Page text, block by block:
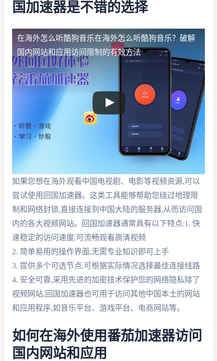
国加速器是不错的选择
在海外怎么听酷狗音乐在海外怎么听酷狗音乐？破解
国内网站和应用访问限制的有效方法
如果您想在海外观看中国电视剧、电影等视频资源,可以
尝试使用回国加速器。这类工具能够帮助您绕过地理限
制和网络封锁,直接连接到中国大陆的服务器,从而访问国
内的各大视频网站。回国加速器通常具有以下特点:1. 快
速稳定的访问速度,可流畅观看高清视频
2. 简单易用的操作界面,无需专业知识即可上手
3. 提供多个可选节点,可根据实际情况选择最佳连接线路
4. 安全可靠,采用先进的加密技术保护您的网络隐私除了
视频网站,回国加速器也可用于访问其他中国本土的网站
和应用程序,如音乐平台、游戏平台、电商网站等。
如何在海外使用番茄加速器访问
国内网站和应用